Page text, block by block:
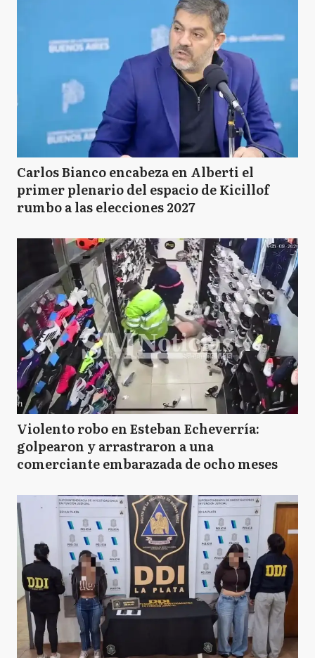
Carlos Bianco encabeza en Alberti el
primer plenario del espacio de Kicillof
rumbo a las elecciones 2027
Violento robo en Esteban Echeverría:
golpearon y arrastraron a una
comerciante embarazada de ocho meses